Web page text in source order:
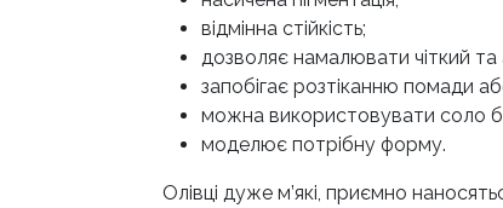
відмінна стійкість;
дозволяє намалювати чіткий
запобігає розтіканню помади
можна використовувати соло
моделює потрібну форму.
Олівці дуже м’які, приємно